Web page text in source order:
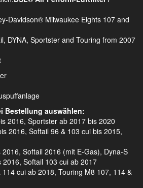
Davidson® Milwaukee Eights 107 and
DYNA, Sportster and Touring from 2007
Bestellung auswählen:
2016, Sportster ab 2017 bis 2020
2016, Softail 96 & 103 cui bis 2015,
Softail 2016 (mit E-Gas), Dyna-S
2016, Softail 103 cui ab 2017
cui ab 2018, Touring M8 107, 114 &